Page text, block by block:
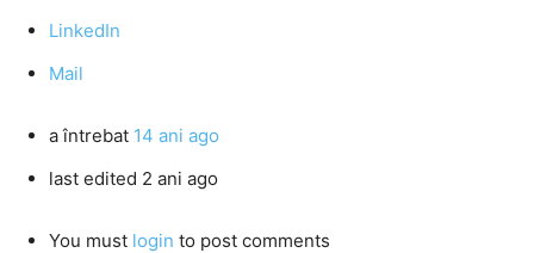
LinkedIn
Mail
a întrebat 14 ani ago
last edited 2 ani ago
You must login to post comments